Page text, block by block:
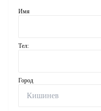
Имя
Тел:
Город